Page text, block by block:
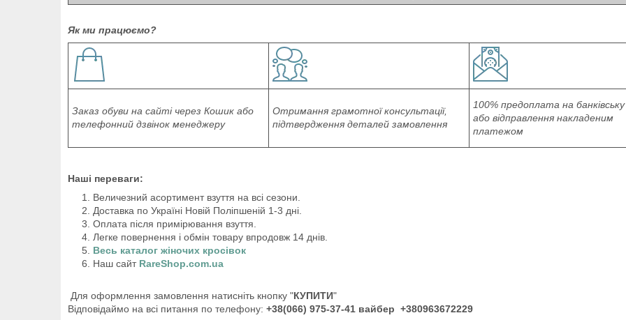
Як ми працюємо?
Заказ обуви на сайті через Кошик або
телефонний дзвінок менеджеру
Отримання грамотної консультації,
підтвердження деталей замовлення
100% предоплата на
або відправлення накладеним
платежом
Наші переваги:
Величезний асортимент взуття на всі сезони.
Доставка по Україні Новій Поліпшеній 1-3 дні.
Оплата після примірювання взуття.
Легке повернення і обмін товару впродовж 14 днів.
Весь каталог жіночих кросівок
Наш сайт RareShop.com.ua
Для оформлення замовлення натисніть кнопку "КУПИТИ"
Відповідаймо на всі питання по телефону: +38(066) 975-37-41 вайбер +380963672229